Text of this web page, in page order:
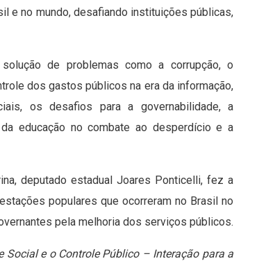
e no mundo, desafiando instituições públicas,
de problemas como a corrupção, o
dos gastos públicos na era da informação,
os desafios para a governabilidade, a
educação no combate ao desperdício e a
deputado estadual Joares Ponticelli, fez a
populares que ocorreram no Brasil no
pela melhoria dos serviços públicos.
Social e o Controle Público – Interação para a